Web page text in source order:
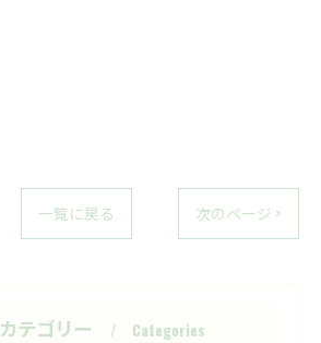
一覧に戻る 次のページ >
カテゴリー Categories